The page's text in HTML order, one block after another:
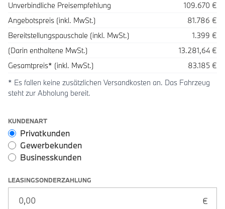
Beschreibung Betrag
Unverbindliche Preisempfehlung
109.670 €
Angebotspreis (inkl. MwSt.)
81.786 €
Bereitstellungspauschale (inkl. MwSt.)
1.399 €
(Darin enthaltene MwSt.)
13.281,64 €
Gesamtpreis* (inkl. MwSt.)
83.185 €
* Es fallen keine zusätzlichen Versandkosten an. Das Fahrzeug
steht zur Abholung bereit.
Leasingoptionen: Sonderzahlung und Laufzeit
KUNDENART
Privatkunden
Gewerbekunden
Businesskunden
LEASINGSONDERZAHLUNG